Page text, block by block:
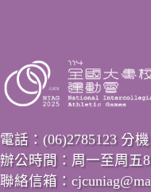
電話：(06)2785123 分
辦公時間：周一至周五
聯絡信箱：